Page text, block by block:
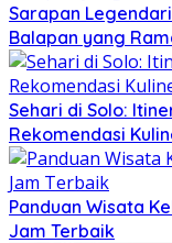
Sarapan
Balapan yang
Sehari di Solo:
Rekomendasi
Panduan Wisata
Jam Terbaik